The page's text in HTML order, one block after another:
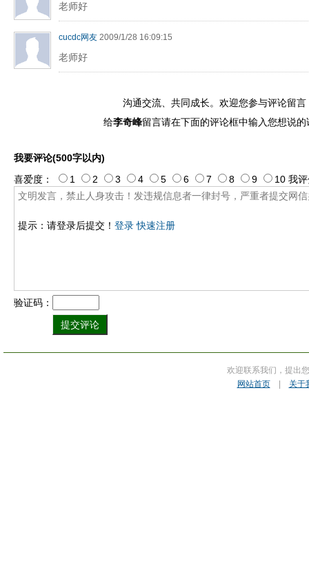
老师好
cucdc网友 2009/1/28 16:09:15
老师好
沟通交流、共同成长。欢迎您参与评论留言
给李奇峰留言请在下面的评论框中输入您想说的
我要评论(500字以内)
提示：请登录后提交！ 登录 快速注册
喜爱度： 1 2 3 4 5 6 7 8 9 10 我评
验证码：
欢迎联系我们，提出
网站首页| 关于